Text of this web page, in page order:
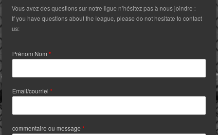
Vous avez des questions sur notre ligue n’hésitez pas à nous joindre :
If you have questions about the league, please do not hesitate to contact
us:
Prénom Nom*
Email/courriel*
commentaire ou message*